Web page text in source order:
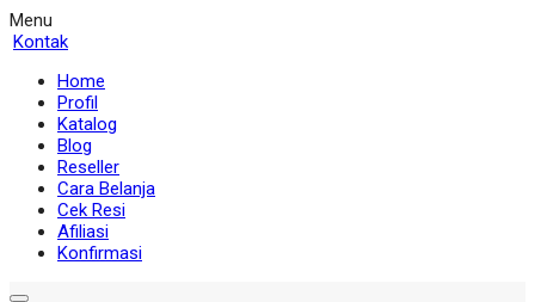
Menu
Kontak
Home
Profil
Katalog
Blog
Reseller
Cara Belanja
Cek Resi
Afiliasi
Konfirmasi